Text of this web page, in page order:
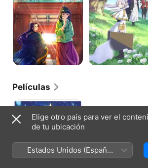
Películas
SPY
FAMILY:
Código
Elige otro país para ver el
de tu ubicación
Estados Unidos (Español
México)